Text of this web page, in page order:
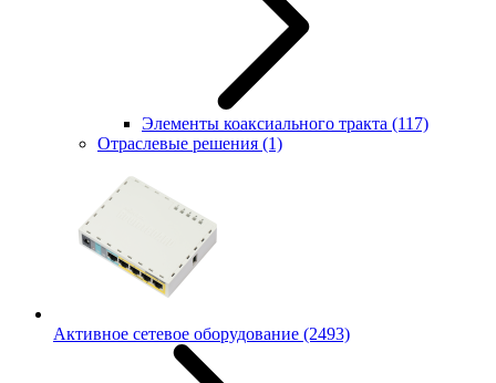
Элементы коаксиального тракта (117)
Отраслевые решения (1)
Активное сетевое оборудование (2493)